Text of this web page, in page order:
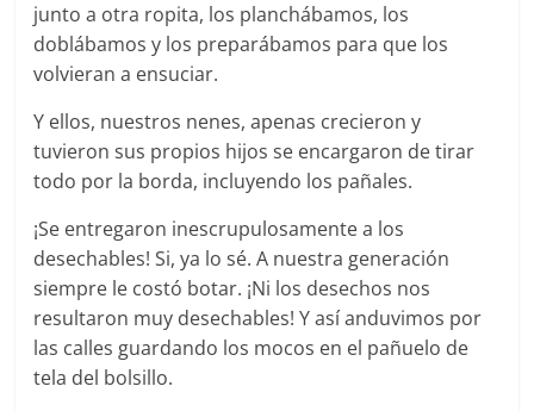
junto a otra ropita, los planchábamos, los
doblábamos y los preparábamos para que los
volvieran a ensuciar.
Y ellos, nuestros nenes, apenas crecieron y
tuvieron sus propios hijos se encargaron de tirar
todo por la borda, incluyendo los pañales.
¡Se entregaron inescrupulosamente a los
desechables! Si, ya lo sé. A nuestra generación
siempre le costó botar. ¡Ni los desechos nos
resultaron muy desechables! Y así anduvimos por
las calles guardando los mocos en el pañuelo de
tela del bolsillo.